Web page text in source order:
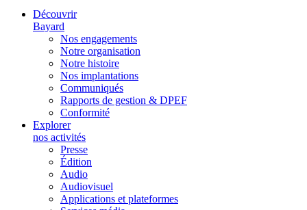
Découvrir
Bayard
Nos engagements
Notre organisation
Notre histoire
Nos implantations
Communiqués
Rapports de gestion & DPEF
Conformité
Explorer
nos activités
Presse
Édition
Audio
Audiovisuel
Applications et plateformes